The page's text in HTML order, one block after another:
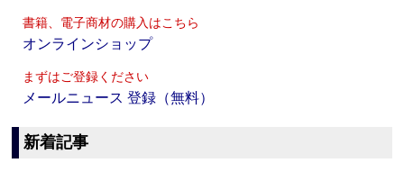
書籍、電子商材の購入はこちら
オンラインショップ
まずはご登録ください
メールニュース 登録（無料）
新着記事